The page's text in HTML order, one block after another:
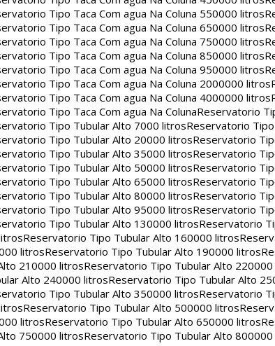
Tipo Taca Com agua Na Coluna 550000 litros
Tipo Taca Com agua Na Coluna 650000 litros
Tipo Taca Com agua Na Coluna 750000 litros
Tipo Taca Com agua Na Coluna 850000 litros
Tipo Taca Com agua Na Coluna 950000 litros
Tipo Taca Com agua Na Coluna 2000000 litros
Tipo Taca Com agua Na Coluna 4000000 litros
Tipo Taca Com agua Na ColunaReservatorio
Tipo Tubular Alto 7000 litrosReservatorio
Tipo Tubular Alto 20000 litrosReservatorio
Tipo Tubular Alto 35000 litrosReservatorio
Tipo Tubular Alto 50000 litrosReservatorio
Tipo Tubular Alto 65000 litrosReservatorio
Tipo Tubular Alto 80000 litrosReservatorio
Tipo Tubular Alto 95000 litrosReservatorio
Tipo Tubular Alto 130000 litrosReservatorio
Reservatorio Tipo Tubular Alto 160000 litros
litrosReservatorio Tipo Tubular Alto 190000 litros
210000 litrosReservatorio Tipo Tubular Alto
Alto 240000 litrosReservatorio Tipo Tubular Alto
Tipo Tubular Alto 350000 litrosReservatorio
Reservatorio Tipo Tubular Alto 500000 litros
litrosReservatorio Tipo Tubular Alto 650000 litros
750000 litrosReservatorio Tipo Tubular Alto